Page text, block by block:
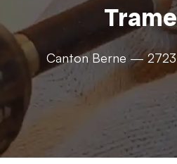
Canton Berne —